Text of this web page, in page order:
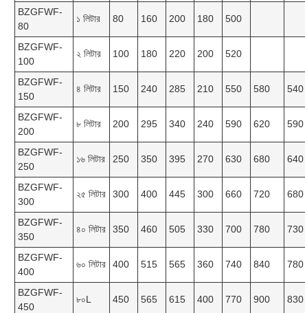
BZGFWF-
80
১ লিটার 80 160 200 180 500
BZGFWF-
100
২ লিটার 100 180 220 200 520
BZGFWF-
150
৪ লিটার 150 240 285 210 550 580 540
BZGFWF-
200
৮ লিটার 200 295 340 240 590 620 590
BZGFWF-
250
১৬ লিটার 250 350 395 270 630 680 640
BZGFWF-
300
২৫ লিটার 300 400 445 300 660 720 680
BZGFWF-
350
৪০ লিটার 350 460 505 330 700 780 730
BZGFWF-
400
৬০ লিটার 400 515 565 360 740 840 780
BZGFWF-
450
৮০L 450 565 615 400 770 900 830